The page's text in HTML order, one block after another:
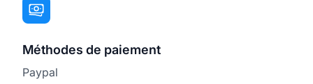
Méthodes de paiement
Paypal